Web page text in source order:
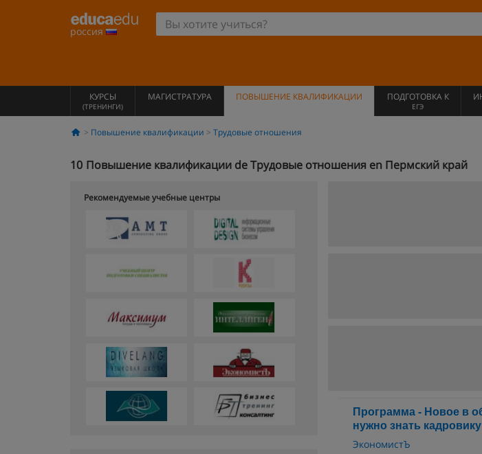
россия
КУРСЫ
(ТРЕНИНГИ)
МАГИСТРАТУРА ПОВЫШЕНИЕ КВАЛИФИКАЦИИ ПОДГОТОВКА К
ЕГЭ
Повышение квалификации Трудовые отношения
10 Повышение квалификации de Трудовые отношения en Пермский край
Программа - Новое в
нужно знать кадровику
ЭкономистЪ
Рекомендуемые учебные центры